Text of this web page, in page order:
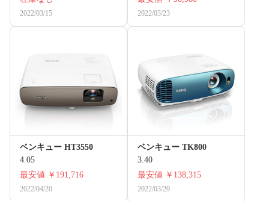
2022/03/15 2022/03/23
ベンキュー HT3550
4.05
最安値 ￥191,716
2022/04/20
ベンキュー TK800
3.40
最安値 ￥138,315
2022/03/29